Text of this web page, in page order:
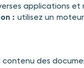
applications et
: utilisez un
contenu des